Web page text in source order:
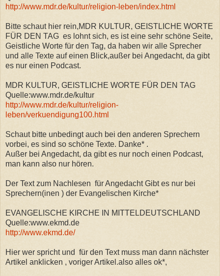
http://www.mdr.de/kultur/religion-leben/index.html
Bitte schaut hier rein,MDR KULTUR, GEISTLICHE WORTE
FÜR DEN TAG es lohnt sich, es ist eine sehr schöne Seite,
Geistliche Worte für den Tag, da haben wir alle Sprecher
und alle Texte auf einen Blick,außer bei Angedacht, da gibt
es nur einen Podcast.
MDR KULTUR, GEISTLICHE WORTE FÜR DEN TAG
Quelle:www.mdr.de/kultur
http://www.mdr.de/kultur/religion-
leben/verkuendigung100.html
Schaut bitte unbedingt auch bei den anderen Sprechern
vorbei, es sind so schöne Texte. Danke* .
Außer bei Angedacht, da gibt es nur noch einen Podcast,
man kann also nur hören.
Der Text zum Nachlesen für Angedacht Gibt es nur bei
Sprechern(inen ) der Evangelischen Kirche*
EVANGELISCHE KIRCHE IN MITTELDEUTSCHLAND
Quelle:www.ekmd.de
http://www.ekmd.de/
Hier wer spricht und für den Text muss man dann nächster
Artikel anklicken , voriger Artikel.also alles ok*,